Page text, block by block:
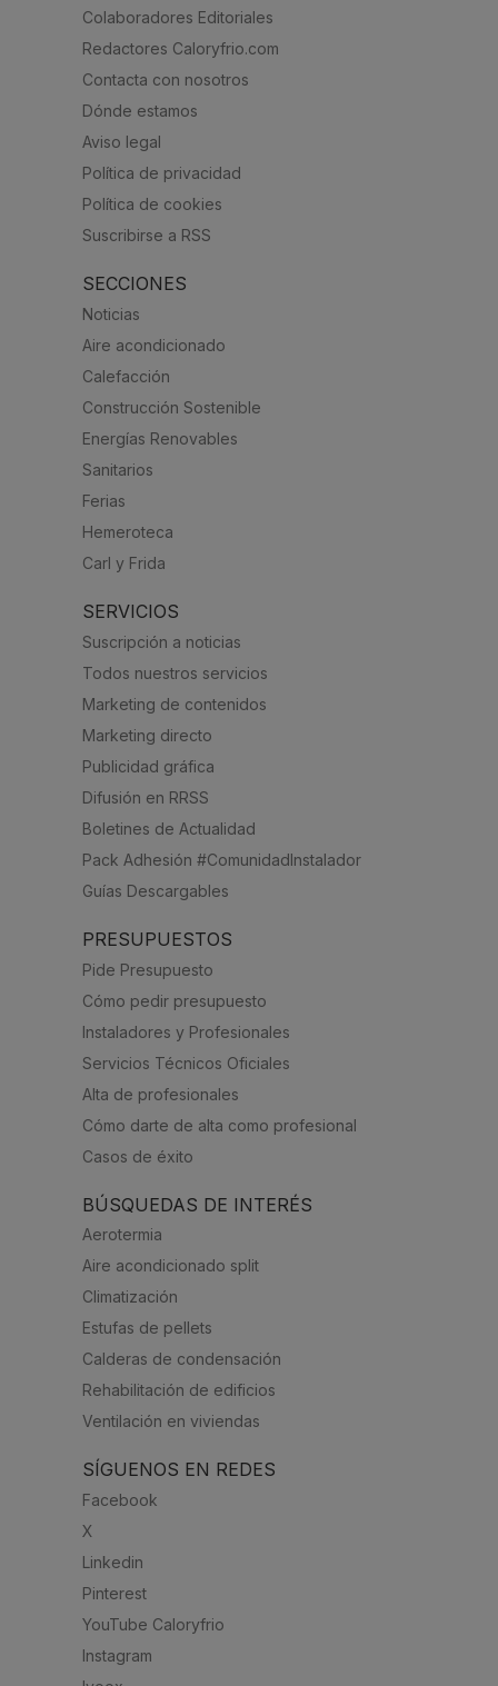
Colaboradores Editoriales
Redactores Caloryfrio.com
Contacta con nosotros
Dónde estamos
Aviso legal
Política de privacidad
Política de cookies
Suscribirse a RSS
SECCIONES
Noticias
Aire acondicionado
Calefacción
Construcción Sostenible
Energías Renovables
Sanitarios
Ferias
Hemeroteca
Carl y Frida
SERVICIOS
Suscripción a noticias
Todos nuestros servicios
Marketing de contenidos
Marketing directo
Publicidad gráfica
Difusión en RRSS
Boletines de Actualidad
Pack Adhesión #ComunidadInstalador
Guías Descargables
PRESUPUESTOS
Pide Presupuesto
Cómo pedir presupuesto
Instaladores y Profesionales
Servicios Técnicos Oficiales
Alta de profesionales
Cómo darte de alta como profesional
Casos de éxito
BÚSQUEDAS DE INTERÉS
Aerotermia
Aire acondicionado split
Climatización
Estufas de pellets
Calderas de condensación
Rehabilitación de edificios
Ventilación en viviendas
SÍGUENOS EN REDES
Facebook
X
Linkedin
Pinterest
YouTube Caloryfrio
Instagram